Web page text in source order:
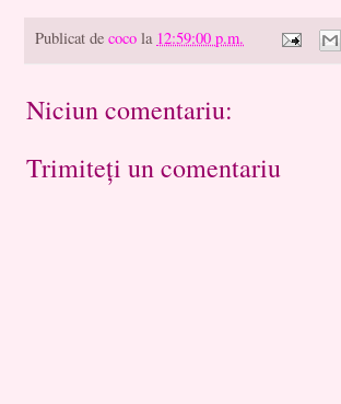
Publicat de coco la 12:59:00 p.m.
Niciun comentariu:
Trimiteți un comentariu